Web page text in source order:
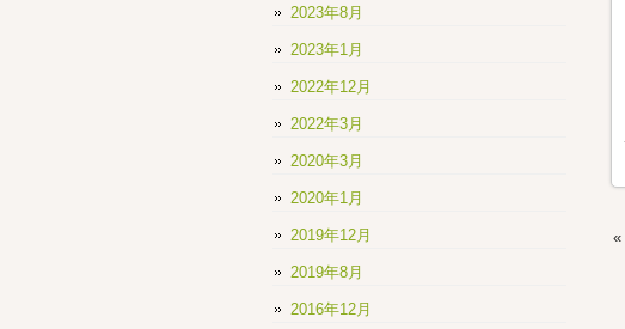
«
2023年8月
2023年1月
2022年12月
2022年3月
2020年3月
2020年1月
2019年12月
2019年8月
2016年12月